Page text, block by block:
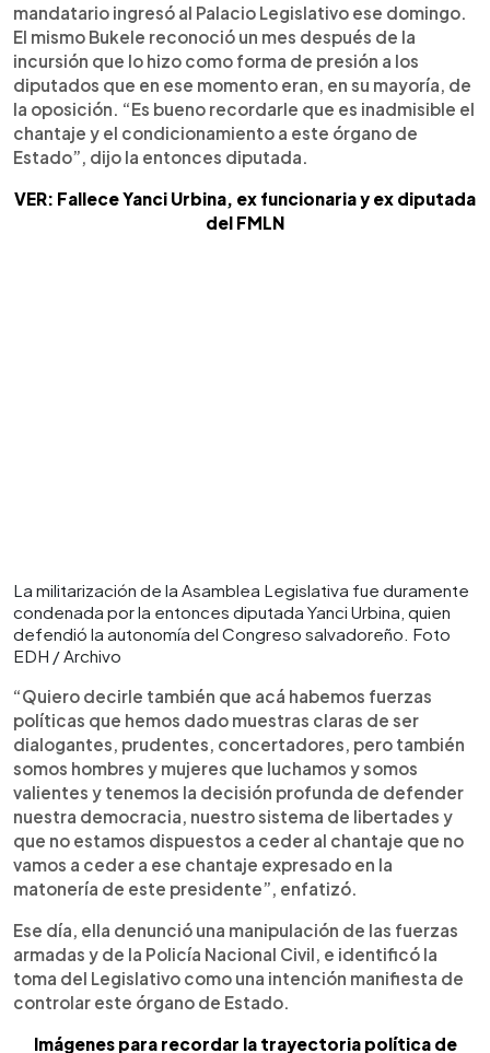
mandatario ingresó al Palacio Legislativo ese domingo.
El mismo Bukele reconoció un mes después de la
incursión que lo hizo como forma de presión a los
diputados que en ese momento eran, en su mayoría, de
la oposición. “Es bueno recordarle que es inadmisible el
chantaje y el condicionamiento a este órgano de
Estado”, dijo la entonces diputada.
VER: Fallece Yanci Urbina, ex funcionaria y ex diputada
del FMLN
La militarización de la Asamblea Legislativa fue duramente
condenada por la entonces diputada Yanci Urbina, quien
defendió la autonomía del Congreso salvadoreño. Foto
EDH / Archivo
“Quiero decirle también que acá habemos fuerzas
políticas que hemos dado muestras claras de ser
dialogantes, prudentes, concertadores, pero también
somos hombres y mujeres que luchamos y somos
valientes y tenemos la decisión profunda de defender
nuestra democracia, nuestro sistema de libertades y
que no estamos dispuestos a ceder al chantaje que no
vamos a ceder a ese chantaje expresado en la
matonería de este presidente”, enfatizó.
Ese día, ella denunció una manipulación de las fuerzas
armadas y de la Policía Nacional Civil, e identificó la
toma del Legislativo como una intención manifiesta de
controlar este órgano de Estado.
Imágenes para recordar la trayectoria política de